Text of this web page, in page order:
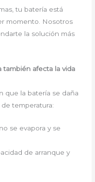
tu batería está
momento. Nosotros
la solución más
también afecta la vida
que la batería se daña
temperatura:
se evapora y se
de arranque y